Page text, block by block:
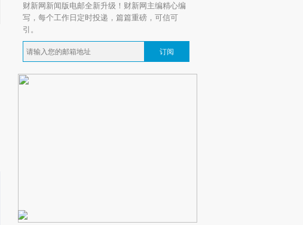
财新网新闻版电邮全新升级！财新网主编精心编
写，每个工作日定时投递，篇篇重磅，可信可
引。
订阅